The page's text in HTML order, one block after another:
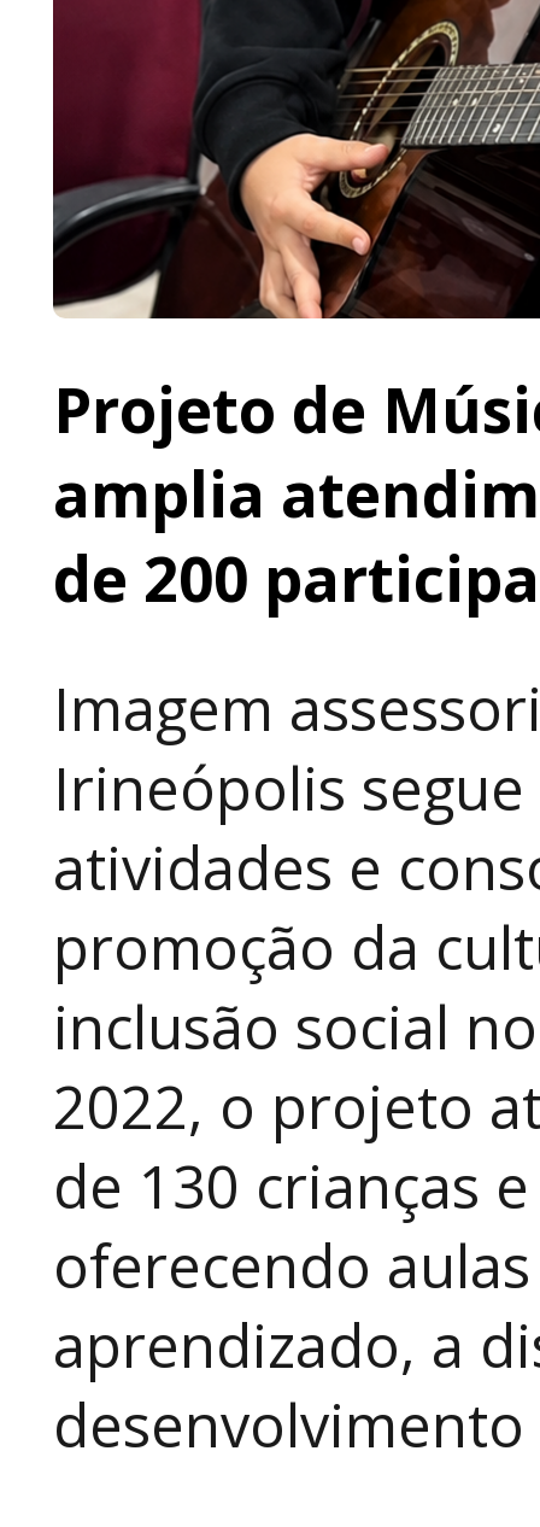
Projeto de
amplia
de 200
Imagem
Irineópolis
atividades e
promoção da
inclusão social
2022, o projeto
de 130 crianças
oferecendo
aprendizado, a